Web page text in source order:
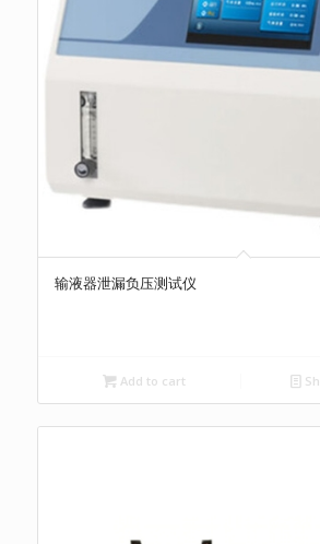
输液器泄漏负压测试仪
Add to cart